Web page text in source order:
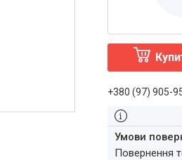
+380 (97) 905-
повернення